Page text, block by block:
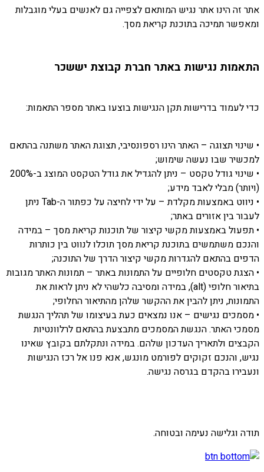
אתר זה הינו אתר נגיש המותאם לצפייה גם לאנשים בעלי מוגבלות
ומאפשר תמיכה בתוכנת קריאת מסך.
התאמות נגישות באתר חברת קבוצת יששכר
כדי לעמוד בדרישות תקן הנגישות בוצעו באתר מספר התאמות:
• שינוי תצוגה – האתר הינו רספונסיבי, תצוגת האתר משתנה בהתאם
למכשיר שבו נעשה שימוש;
• שינוי גודל טקסט – ניתן להגדיל את גודל הטקסט המוצג ב-200%
(ויותר) מבלי לאבד מידע;
• ניווט באמצעות מקלדת – על ידי לחיצה על כפתור ה-Tab ניתן
לעבור בין אזורים באתר;
• תפעול באמצעות מקשי קיצור של תוכנות קריאת מסך – במידה
והנכם משתמשים בתוכנת קריאת מסך תוכלו לנווט בין כותרות
הדפים בהתאם להגדרות מקשי קיצור הדרך של התוכנה;
• הצגת טקסטים חלופיים על התמונות באתר – תמונות האתר מגובות
בתיאור חלופי (alt), במידה ומסיבה כלשהי לא ניתן לראות את
התמונות, ניתן להבין את ההקשר שלהן מהתיאור החלופי;
• מסמכים נגישים – אנו נמצאים כעת בעיצומו של תהליך הנגשת
מסמכי האתר. הנגשת המסמכים מתבצעת בהתאם לרלוונטיות
הקבצים ולתאריך העדכון שלהם. במידה ונתקלתם בקובץ שאינו
נגיש, והנכם זקוקים לפורמט מונגש, אנא פנו אל רכז הנגישות
ונעבירו בהקדם בגרסה נגישה.
תודה וגלישה נעימה ובטוחה.